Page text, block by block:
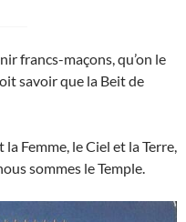
francs-maçons, qu’on le
savoir que la Beit de
Femme, le Ciel et la Terre,
sommes le Temple.